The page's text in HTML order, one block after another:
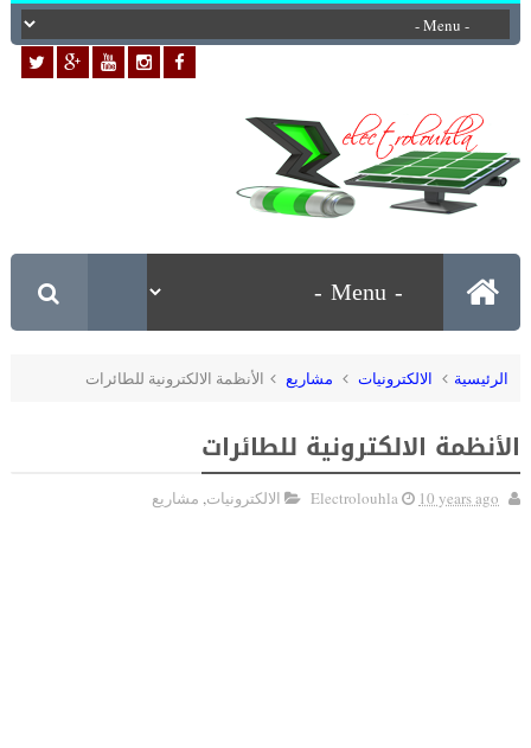
الرئيسية الالكترونيات مشاريع الأنظمة الالكترونية للطائرات
الأنظمة الالكترونية للطائرات
Electrolouhla 10 years ago الالكترونيات, مشاريع